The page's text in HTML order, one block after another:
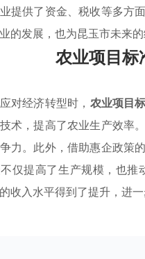
提供了资金、税收等多方
的发展，也为昆玉市未来
农业项目标
对经济转型时， 农业项目
术，提高了农业生产效率
力。此外，借助惠企政策
仅提高了生产规模，也
收入水平得到了提升，进